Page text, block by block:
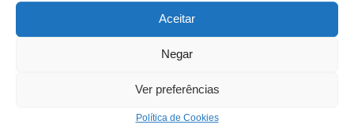
Aceitar
Negar
Ver preferências
Política de Cookies
CEO da efconsulting® e docente do ensino
Protocolos Familiares, Planos de Sucessão,
Empresas e Famílias Empresárias®. Orador em